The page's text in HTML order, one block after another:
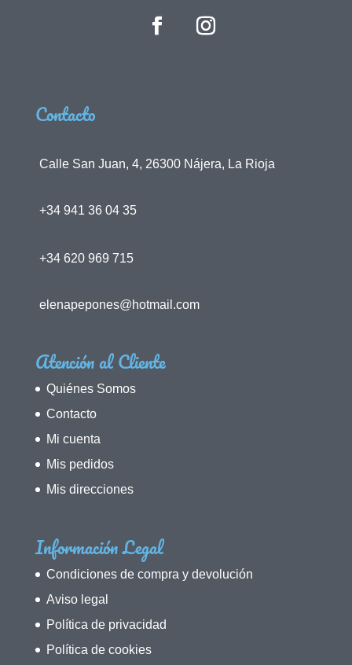
Contacto
Calle San Juan, 4, 26300 Nájera, La Rioja
+34 941 36 04 35
+34 620 969 715
elenapepones@hotmail.com
Atención al Cliente
Quiénes Somos
Contacto
Mi cuenta
Mis pedidos
Mis direcciones
Información Legal
Condiciones de compra y devolución
Aviso legal
Política de privacidad
Política de cookies